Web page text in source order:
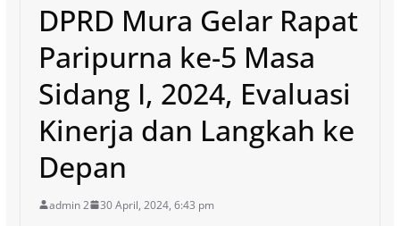
DPRD Mura Gelar Rapat
Paripurna ke-5 Masa
Sidang I, 2024, Evaluasi
Kinerja dan Langkah ke
Depan
admin 2 30 April, 2024, 6:43 pm